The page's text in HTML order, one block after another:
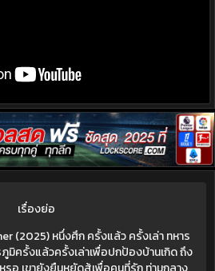
เรื่องย่อ
(2025) หนึ่งศึก ครั้งแล้ว ครั้งเล่า ทหาร
มิครั้งแล้วครั้งเล่าเพื่อปกป้องบ้านเกิด ถึง